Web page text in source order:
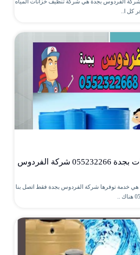
الفردوس بجدة هي شركة تنظيف خزانات المياه
كل ا..
شركة تنظيف خزانات بجدة 055232266 شركة الفردوس
خدمة توفرها شركة الفردوس بجدة فقط اتصل بنا